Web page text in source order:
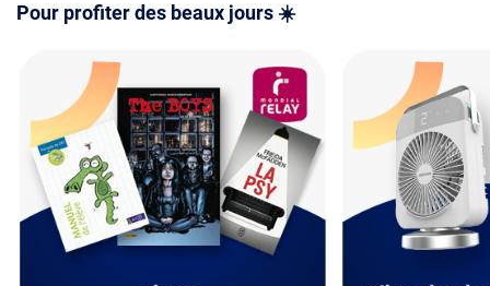
Pour profiter des beaux jours ☀️